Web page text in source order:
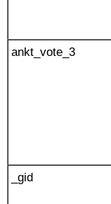
ankt_vote_3
_gid